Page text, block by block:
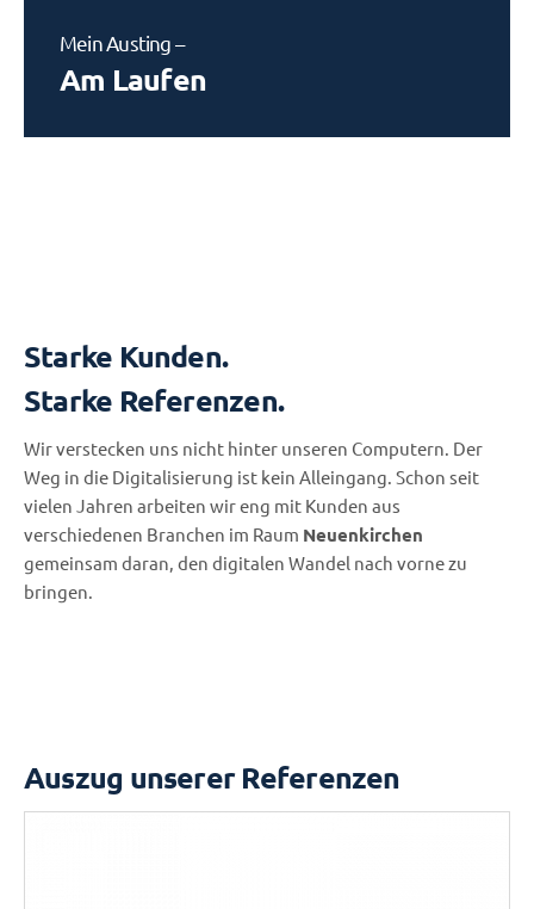
Mein Austing –
Am Laufen
Starke Kunden.
Starke Referenzen.
Wir verstecken uns nicht hinter unseren Computern. Der
Weg in die Digitalisierung ist kein Alleingang. Schon seit
vielen Jahren arbeiten wir eng mit Kunden aus
verschiedenen Branchen im Raum Neuenkirchen
gemeinsam daran, den digitalen Wandel nach vorne zu
bringen.
Auszug unserer Referenzen